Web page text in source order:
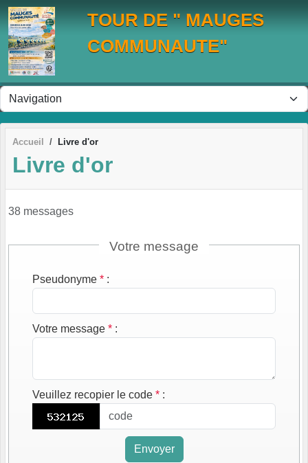
TOUR DE " MAUGES
COMMUNAUTE"
Accueil Livre d'or
Livre d'or
38 messages
Votre message
Pseudonyme * :
Votre message * :
Veuillez recopier le code * :
Envoyer
Panneau de gestion des cookies